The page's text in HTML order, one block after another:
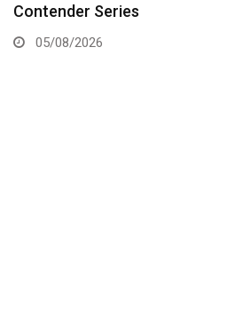
Contender Series
05/08/2026